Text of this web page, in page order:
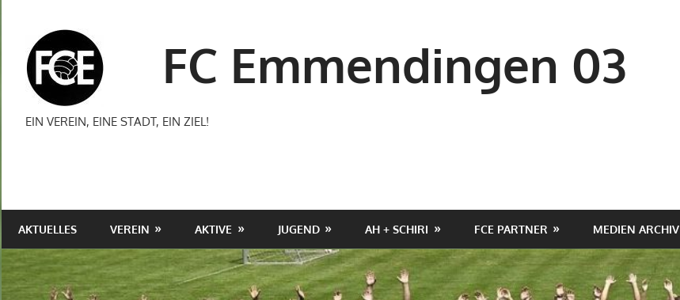
springen
FC Emmendingen 03
EIN VEREIN, EINE STADT, EIN ZIEL!
AKTUELLES VEREIN AKTIVE JUGEND AH + SCHIRI FCE PARTNER MEDIEN ARCHIV